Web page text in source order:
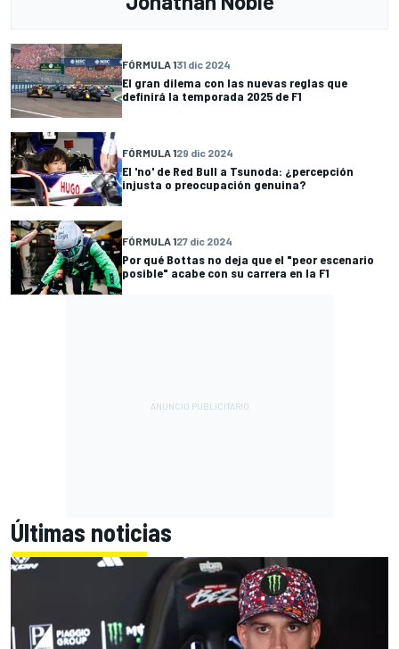
FÓRMULA 131 dic 2024
El gran dilema con las nuevas reglas que
definirá la temporada 2025 de F1
FÓRMULA 129 dic 2024
El 'no' de Red Bull a Tsunoda: ¿percepción
injusta o preocupación genuina?
FÓRMULA 127 dic 2024
Por qué Bottas no deja que el "peor escenario
posible" acabe con su carrera en la F1
Últimas noticias